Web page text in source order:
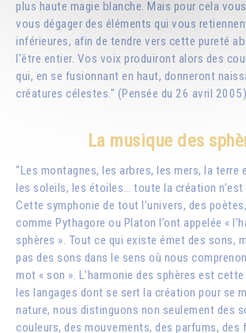
plus haute magie blanche. Mais pour cela
vous dégager des éléments qui vous
inférieures, afin de tendre vers cette pureté
l’être entier. Vos voix produiront alors des
qui, en se fusionnant en haut, donneront
créatures célestes." (Pensée du 26 avril 2005)
La musique des
"Les montagnes, les arbres, les mers, la terre
les soleils, les étoiles… toute la création n’est
Cette symphonie de tout l’univers, des
comme Pythagore ou Platon l’ont appelée «
sphères ». Tout ce qui existe émet des sons,
pas des sons dans le sens où nous
mot « son ». L’harmonie des sphères est
les langages dont se sert la création pour se
nature, nous distinguons non seulement des
couleurs, des mouvements, des parfums, des